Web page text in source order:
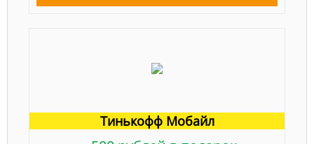
Тинькофф Мобайл